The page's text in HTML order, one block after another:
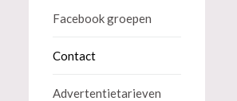
Facebook groepen
Contact
Advertentietarieven